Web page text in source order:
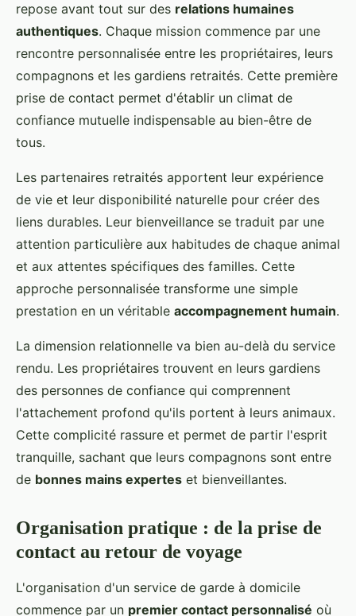
repose avant tout sur des relations humaines
authentiques. Chaque mission commence par une
rencontre personnalisée entre les propriétaires, leurs
compagnons et les gardiens retraités. Cette première
prise de contact permet d'établir un climat de
confiance mutuelle indispensable au bien-être de
tous.
Les partenaires retraités apportent leur expérience
de vie et leur disponibilité naturelle pour créer des
liens durables. Leur bienveillance se traduit par une
attention particulière aux habitudes de chaque animal
et aux attentes spécifiques des familles. Cette
approche personnalisée transforme une simple
prestation en un véritable accompagnement humain.
La dimension relationnelle va bien au-delà du service
rendu. Les propriétaires trouvent en leurs gardiens
des personnes de confiance qui comprennent
l'attachement profond qu'ils portent à leurs animaux.
Cette complicité rassure et permet de partir l'esprit
tranquille, sachant que leurs compagnons sont entre
de bonnes mains expertes et bienveillantes.
Organisation pratique : de la prise de
contact au retour de voyage
L'organisation d'un service de garde à domicile
commence par un premier contact personnalisé où